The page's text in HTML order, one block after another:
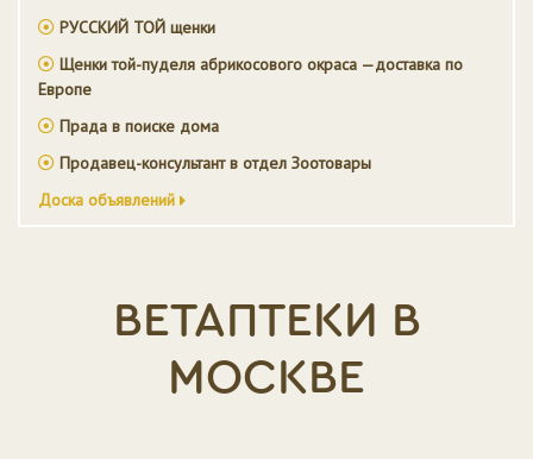
РУССКИЙ ТОЙ щенки
Щенки той-пуделя абрикосового окраса —доставка по
Европе
Прада в поиске дома
Продавец-консультант в отдел Зоотовары
Доска объявлений
ВЕТАПТЕКИ В
МОСКВЕ